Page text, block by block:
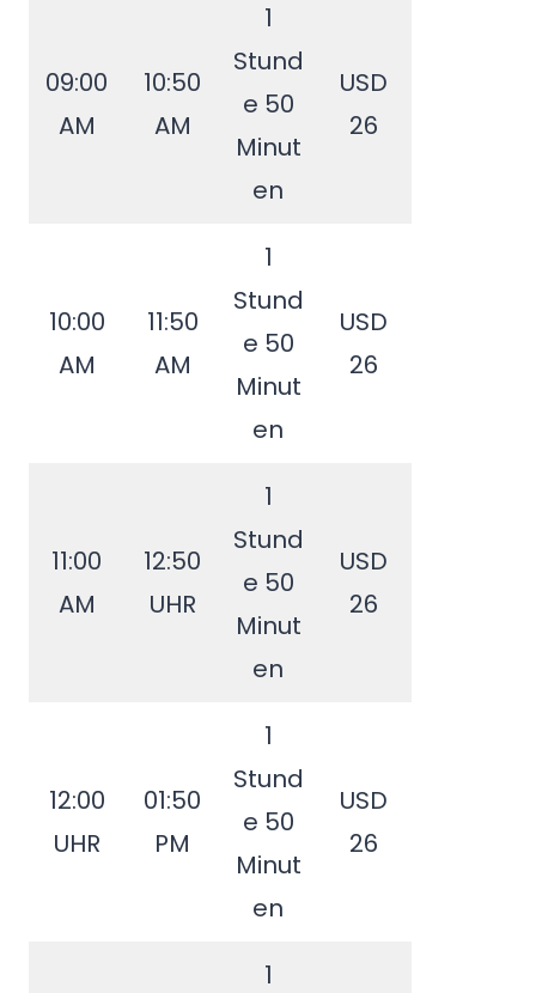
09:00
AM
10:50
AM
1
Stund
e 50
Minut
en
USD
26
10:00
AM
11:50
AM
1
Stund
e 50
Minut
en
USD
26
11:00
AM
12:50
UHR
1
Stund
e 50
Minut
en
USD
26
12:00
UHR
01:50
PM
1
Stund
e 50
Minut
en
USD
26
1